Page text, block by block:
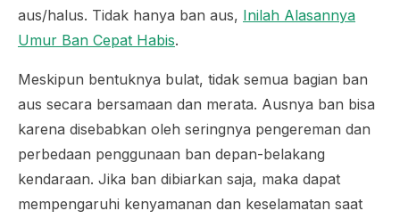
aus/halus. Tidak hanya ban aus, Inilah Alasannya
Umur Ban Cepat Habis.
Meskipun bentuknya bulat, tidak semua bagian ban
aus secara bersamaan dan merata. Ausnya ban bisa
karena disebabkan oleh seringnya pengereman dan
perbedaan penggunaan ban depan-belakang
kendaraan. Jika ban dibiarkan saja, maka dapat
mempengaruhi kenyamanan dan keselamatan saat